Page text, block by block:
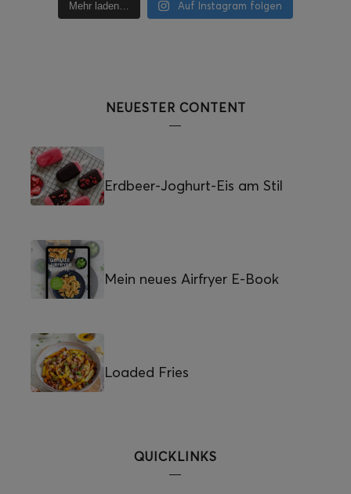
Mehr laden… Auf Instagram folgen
NEUESTER CONTENT
Erdbeer-Joghurt-Eis am Stil
Mein neues Airfryer E-Book
Loaded Fries
QUICKLINKS